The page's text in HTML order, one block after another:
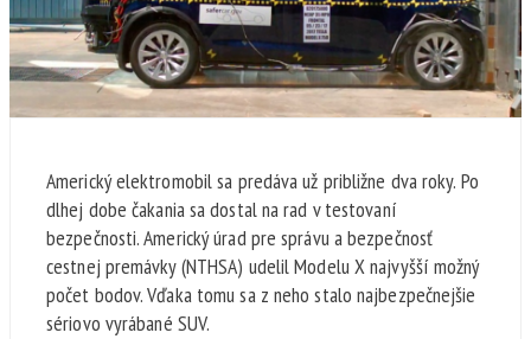
Americký elektromobil sa predáva už približne dva roky. Po
dlhej dobe čakania sa dostal na rad v testovaní
bezpečnosti. Americký úrad pre správu a bezpečnosť
cestnej premávky (NTHSA) udelil Modelu X najvyšší možný
počet bodov. Vďaka tomu sa z neho stalo najbezpečnejšie
sériovo vyrábané SUV.